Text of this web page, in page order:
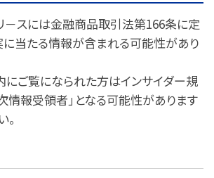
－スには金融商品取引法第166条に定
当たる情報が含まれる可能性があり
ご覧になられた方はインサイダー規
情報受領者」となる可能性があります
。